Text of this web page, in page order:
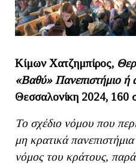
Κίμων Χατζημπίρος,
«Βαθύ» Πανεπιστήμιο ή
Θεσσαλονίκη 2024, 160
Το σχέδιο νόμου που
μη κρατικά
νόμος του κράτους,